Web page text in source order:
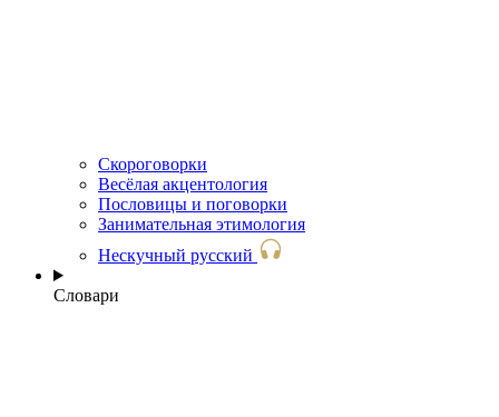
Скороговорки
Весёлая акцентология
Пословицы и поговорки
Занимательная этимология
Нескучный русский
Словари